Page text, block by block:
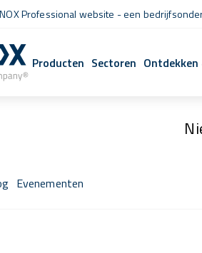
Professional website - een
Producten Sectoren
Evenementen